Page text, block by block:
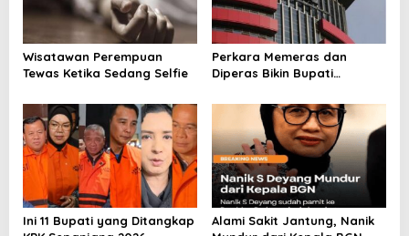
o
s
Wisatawan Perempuan
Tewas Ketika Sedang Selfie
Perkara Memeras dan
Diperas Bikin Bupati
Ini 11 Bupati yang Ditangkap
Alami Sakit Jantung, Nanik